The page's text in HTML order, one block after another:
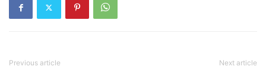
Previous article Next article